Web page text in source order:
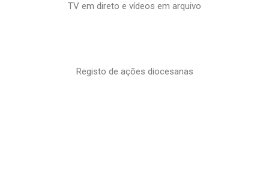
TV em direto e vídeos em arquivo
Registo de ações diocesanas